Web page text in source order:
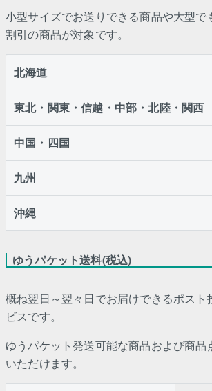
小型サイズでお送りできる商品や大型で
割引の商品が対象です。
北海道
東北・関東・信越・中部・北陸・関西
中国・四国
九州
沖縄
ゆうパケット送料(税込)
概ね翌日～翌々日でお届けできるポスト
ビスです。
ゆうパケット発送可能な商品および商品
いただけます。